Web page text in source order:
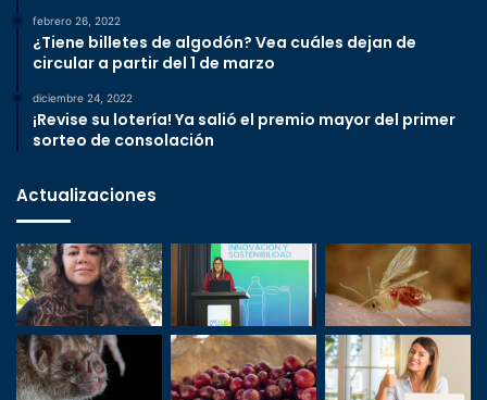
febrero 26, 2022
¿Tiene billetes de algodón? Vea cuáles dejan de
circular a partir del 1 de marzo
diciembre 24, 2022
¡Revise su lotería! Ya salió el premio mayor del primer
sorteo de consolación
Actualizaciones